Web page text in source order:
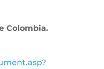
Colombia.